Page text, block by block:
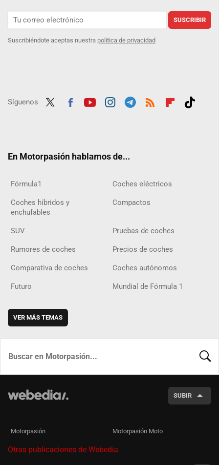
SUSCRIBIR
Suscribiéndote aceptas nuestra política de privacidad
Síguenos
En Motorpasión hablamos de...
Fórmula1 Coches eléctricos
Coches híbridos y
enchufables
Compactos
SUV Pruebas de coches
Rumores de coches Precios de coches
Comparativa de coches Coches autónomos
Futuro Mundial de Fórmula 1
VER MÁS TEMAS
SUBIR
Motorpasión Motorpasión Moto
Otras publicaciones de Webedia